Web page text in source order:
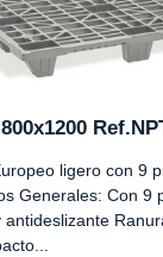
ligero con 9
Generales: Con 9
antideslizante